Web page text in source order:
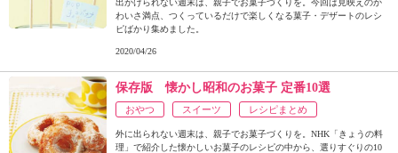
わいさ満点、つくっているだけで楽しくなる菓子・デザートのレシ
ピばかり集めました。
2020/04/26
保存版 懐かし昭和のお菓子 定番10選
おやつ スイーツ レシピまとめ
外に出られない週末は、親子でお菓子づくりを。NHK「きょうの料
理」で紹介した懐かしいお菓子のレシピの中から、選りすぐりの10